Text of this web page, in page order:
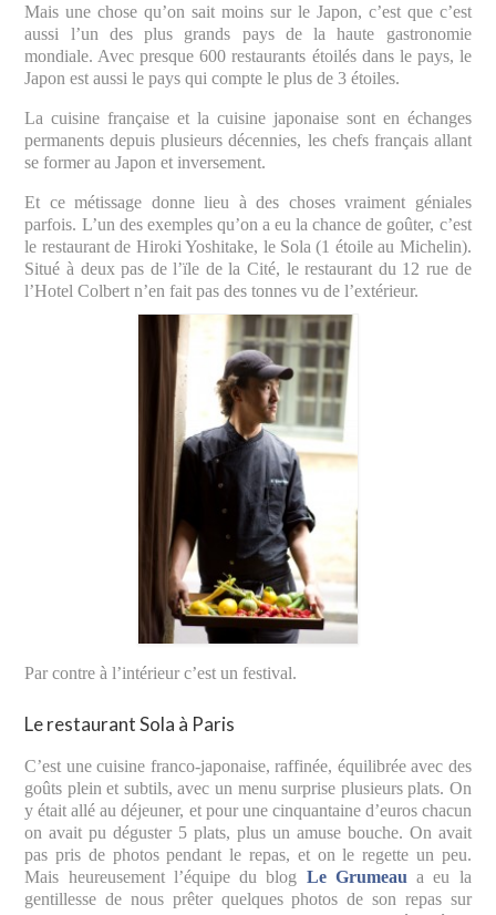
Mais une chose qu’on sait moins sur le Japon, c’est que c’est
aussi l’un des plus grands pays de la haute gastronomie
mondiale. Avec presque 600 restaurants étoilés dans le pays, le
Japon est aussi le pays qui compte le plus de 3 étoiles.
La cuisine française et la cuisine japonaise sont en échanges
permanents depuis plusieurs décennies, les chefs français allant
se former au Japon et inversement.
Et ce métissage donne lieu à des choses vraiment géniales
parfois. L’un des exemples qu’on a eu la chance de goûter, c’est
le restaurant de Hiroki Yoshitake, le Sola (1 étoile au Michelin).
Situé à deux pas de l’ïle de la Cité, le restaurant du 12 rue de
l’Hotel Colbert n’en fait pas des tonnes vu de l’extérieur.
Par contre à l’intérieur c’est un festival.
Le restaurant Sola à Paris
C’est une cuisine franco-japonaise, raffinée, équilibrée avec des
goûts plein et subtils, avec un menu surprise plusieurs plats. On
y était allé au déjeuner, et pour une cinquantaine d’euros chacun
on avait pu déguster 5 plats, plus un amuse bouche. On avait
pas pris de photos pendant le repas, et on le regette un peu.
Mais heureusement l’équipe du blog Le Grumeau a eu la
gentillesse de nous prêter quelques photos de son repas sur